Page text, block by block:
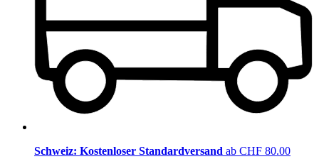
Schweiz: Kostenloser Standardversand ab CHF 80.00